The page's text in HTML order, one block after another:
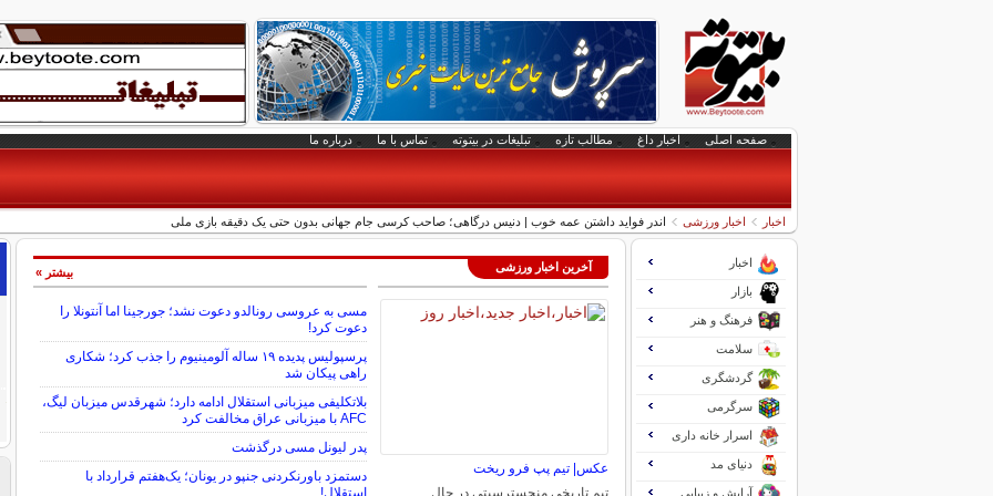
صفحه اصلی اخبار داغ مطالب تازه تبلیغات در بیتوته تماس با ما درباره ما
اخبار اخبار ورزشی اندر فواید داشتن عمه خوب | دنیس درگاهی؛ صاحب کرسی جام جهانی بدون حتی یک دقیقه بازی ملی
آخرین اخبار ورزشی
عکس| تیم پپ فرو ریخت
تیم تاریخی منچسترسیتی در حال
مسی به عروسی رونالدو دعوت نشد؛ جورجینا اما آنتونلا را
دعوت کرد!
پرسپولیس پدیده ۱۹ ساله آلومینیوم را جذب کرد؛ شکاری
راهی پیکان شد
بلاتکلیفی میزبانی استقلال ادامه دارد؛ شهرقدس میزبان لیگ،
AFC با میزبانی عراق مخالفت کرد
پدر لیونل مسی درگذشت
دستمزد باورنکردنی جنپو در یونان؛ یک‌هفتم قرارداد با
استقلال!
بیشتر »
اخبار
بازار
فرهنگ و هنر
سلامت
گردشگری
سرگرمی
اسرار خانه داری
دنیای مد
آرایش و زیبایی